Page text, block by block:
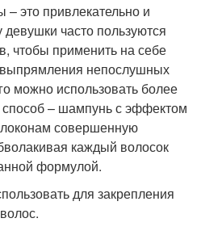
это привлекательно и
часто пользуются
чтобы применить на себе
выпрямления непослушных
можно использовать более
– шампунь с эффектом
совершенную
каждый волосок
формулой.
для закрепления